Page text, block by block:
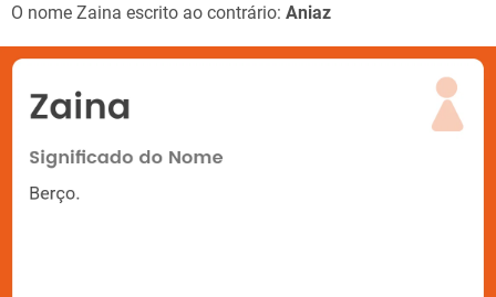
O nome Zaina escrito ao contrário: Aniaz